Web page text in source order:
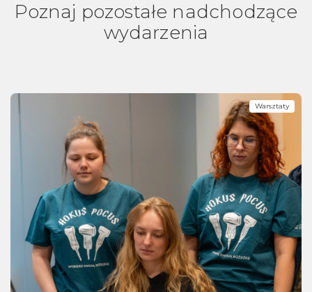
Poznaj pozostałe nadchodzące
wydarzenia
Warsztaty